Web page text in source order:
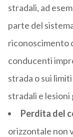
stradali, ad
parte del
riconoscimento
conducenti
strada o sui
stradali e lesioni
Perdita del
orizzontale non